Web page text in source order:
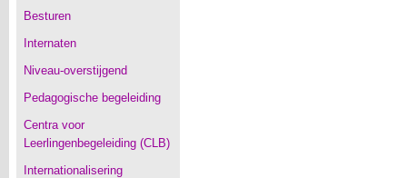
Besturen
Internaten
Niveau-overstijgend
Pedagogische begeleiding
Centra voor
Leerlingenbegeleiding (CLB)
Internationalisering